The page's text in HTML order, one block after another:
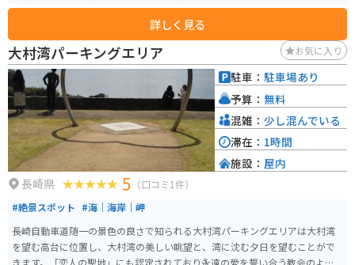
スがあるため、季節を感じながらの食事もできます。
詳しく見る
大村湾パーキングエリア お気に入り
長崎県 5 （口コミ1件）
#絶景スポット #海｜海岸｜岬
長崎自動車道随一の景色の良さで知られる大村湾パーキングエリアは大村湾
を望む高台に位置し、大村湾の美しい眺望と、湾に沈む夕日を望むことがで
駐車： 駐車場あり
予算： 無料
混雑： 少し混んでいる
滞在： 1時間
施設： 屋内